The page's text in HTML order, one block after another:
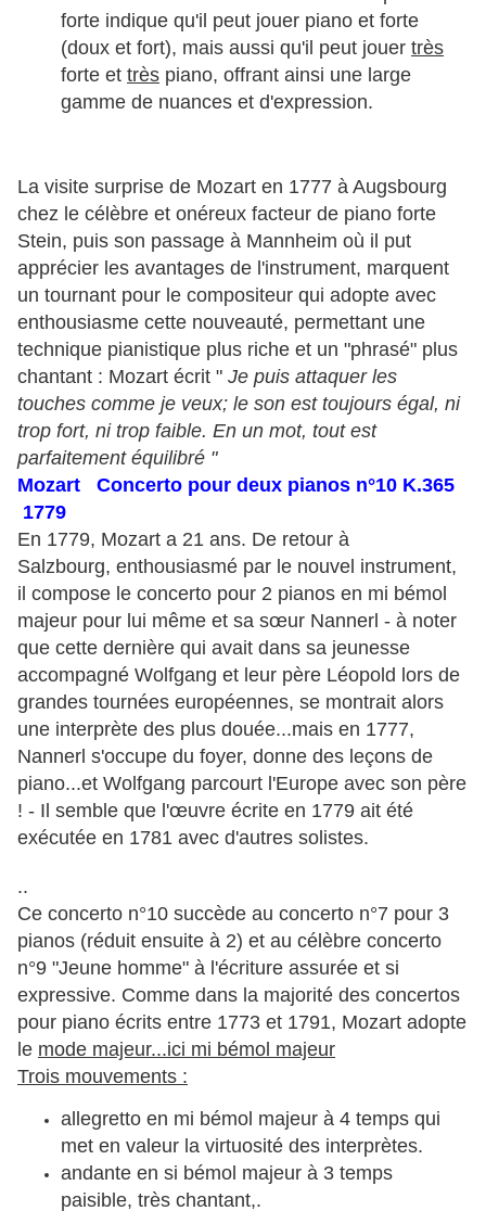
forte indique qu'il peut jouer piano et forte
(doux et fort), mais aussi qu'il peut jouer très
forte et très piano, offrant ainsi une large
gamme de nuances et d'expression.
La visite surprise de Mozart en 1777 à Augsbourg
chez le célèbre et onéreux facteur de piano forte
Stein, puis son passage à Mannheim où il put
apprécier les avantages de l'instrument, marquent
un tournant pour le compositeur qui adopte avec
enthousiasme cette nouveauté, permettant une
technique pianistique plus riche et un "phrasé" plus
chantant : Mozart écrit " Je puis attaquer les
touches comme je veux; le son est toujours égal, ni
trop fort, ni trop faible. En un mot, tout est
parfaitement équilibré "
Mozart Concerto pour deux pianos n°10 K.365
1779
En 1779, Mozart a 21 ans. De retour à
Salzbourg, enthousiasmé par le nouvel instrument,
il compose le concerto pour 2 pianos en mi bémol
majeur pour lui même et sa sœur Nannerl - à noter
que cette dernière qui avait dans sa jeunesse
accompagné Wolfgang et leur père Léopold lors de
grandes tournées européennes, se montrait alors
une interprète des plus douée...mais en 1777,
Nannerl s'occupe du foyer, donne des leçons de
piano...et Wolfgang parcourt l'Europe avec son père
! - Il semble que l'œuvre écrite en 1779 ait été
exécutée en 1781 avec d'autres solistes.
..
Ce concerto n°10 succède au concerto n°7 pour 3
pianos (réduit ensuite à 2) et au célèbre concerto
n°9 "Jeune homme" à l'écriture assurée et si
expressive. Comme dans la majorité des concertos
pour piano écrits entre 1773 et 1791, Mozart adopte
le mode majeur...ici mi bémol majeur
Trois mouvements :
allegretto en mi bémol majeur à 4 temps qui
met en valeur la virtuosité des interprètes.
andante en si bémol majeur à 3 temps
paisible, très chantant,.